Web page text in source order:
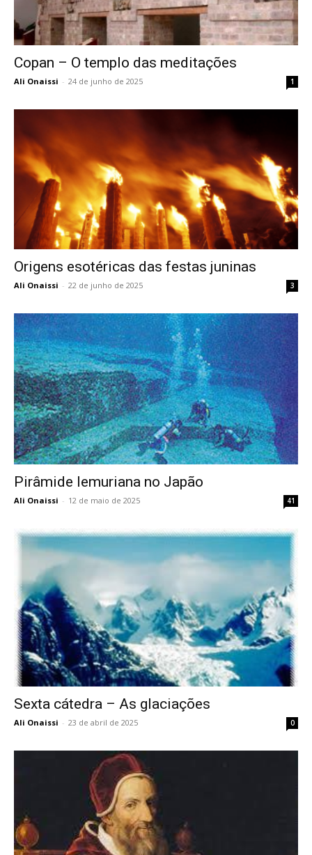
Copan – O templo das meditações
Ali Onaissi - 24 de junho de 2025 1
Origens esotéricas das festas juninas
Ali Onaissi - 22 de junho de 2025 3
Pirâmide lemuriana no Japão
Ali Onaissi - 12 de maio de 2025 41
Sexta cátedra – As glaciações
Ali Onaissi - 23 de abril de 2025 0